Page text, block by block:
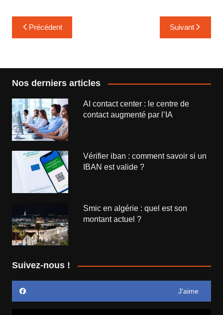
Navigation
de
Précédent Suivant
Nos derniers articles
AI contact center : le centre de
contact augmenté par l’IA
Vérifier iban : comment savoir si un
IBAN est valide ?
Smic en algérie : quel est son
montant actuel ?
Suivez-nous !
J’aime